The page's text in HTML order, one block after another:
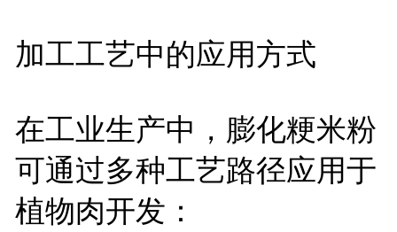
加工工艺中的应用方式
在工业生产中，膨化粳米粉
可通过多种工艺路径应用于
植物肉开发：